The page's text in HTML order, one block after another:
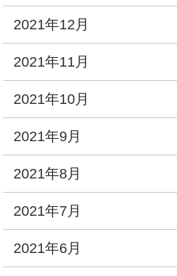
2021年12月
2021年11月
2021年10月
2021年9月
2021年8月
2021年7月
2021年6月